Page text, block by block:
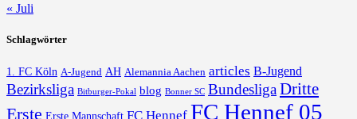
« Juli
Schlagwörter
1. FC Köln A-Jugend AH Alemannia Aachen articles B-Jugend
Bezirksliga Bitburger-Pokal blog Bonner SC BundesligaDritte
Erste Erste Mannschaft FC Hennef FC Hennef 05